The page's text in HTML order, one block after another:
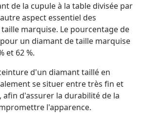
de la cupule à la table divisée par
aspect essentiel des
marquise. Le pourcentage de
un diamant de taille marquise
et 62 %.
d'un diamant taillé en
se situer entre très fin et
afin d'assurer la durabilité de la
l'apparence.